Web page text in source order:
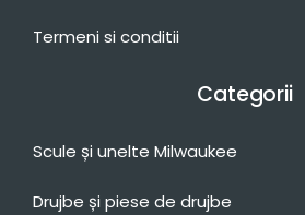
Termeni si conditii
Categorii
Scule și unelte Milwaukee
Drujbe și piese de drujbe